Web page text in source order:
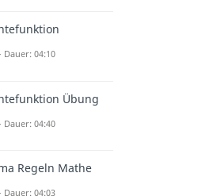
Dauer: 04:10
Übung
Dauer: 04:40
Regeln Mathe
Dauer: 04:03